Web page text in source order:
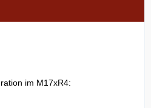
im M17xR4: